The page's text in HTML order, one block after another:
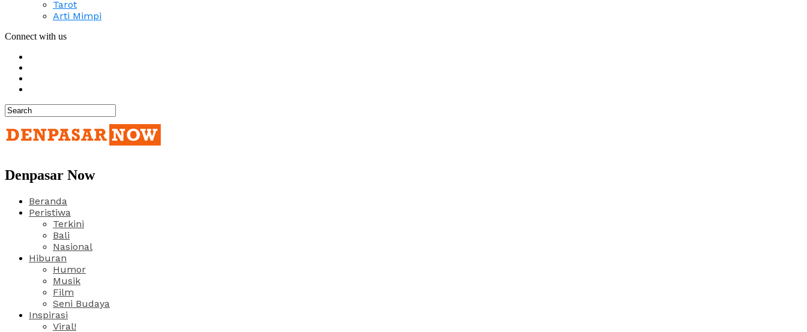
Tarot
Arti Mimpi
Connect with us
Denpasar Now
Beranda
Peristiwa
Terkini
Bali
Nasional
Hiburan
Humor
Musik
Film
Seni Budaya
Inspirasi
Viral!